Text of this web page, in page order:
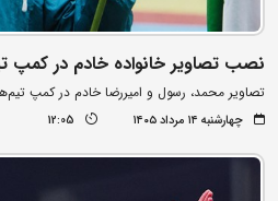
نصب تصاویر خانواده خادم در کمپ
تصاویر محمد، رسول و امیررضا خادم در کمپ
چهارشنبه ۱۴ مرداد ۱۴۰۵ 12:05